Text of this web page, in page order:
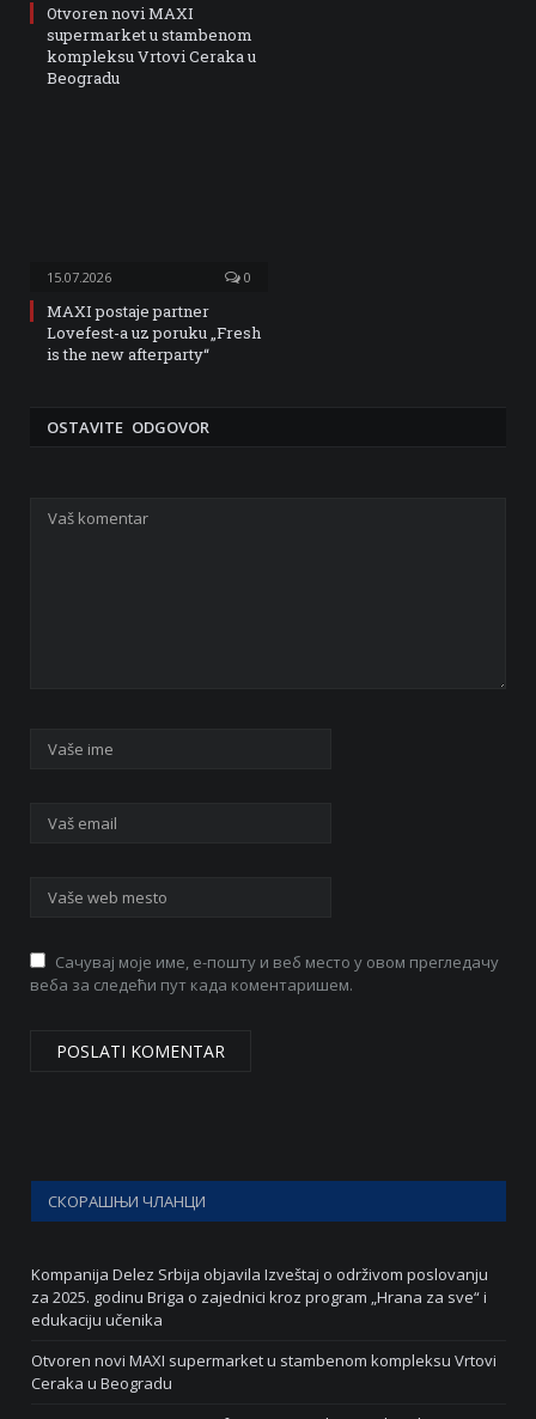
Otvoren novi MAXI
supermarket u stambenom
kompleksu Vrtovi Ceraka u
Beogradu
15.07.2026 0
MAXI postaje partner
Lovefest-a uz poruku „Fresh
is the new afterparty“
OSTAVITE ODGOVOR
Сачувај моје име, е-пошту и веб место у овом прегледачу
веба за следећи пут када коментаришем.
СКОРАШЊИ ЧЛАНЦИ
Kompanija Delez Srbija objavila Izveštaj o održivom poslovanju
za 2025. godinu Briga o zajednici kroz program „Hrana za sve“ i
edukaciju učenika
Otvoren novi MAXI supermarket u stambenom kompleksu Vrtovi
Ceraka u Beogradu